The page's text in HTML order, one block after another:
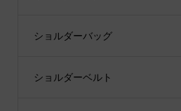
ショルダーバッグ
ショルダーベルト